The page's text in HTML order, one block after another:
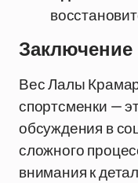
Заключение
Вес Лалы
спортсменки —
обсуждения в
сложного
внимания к